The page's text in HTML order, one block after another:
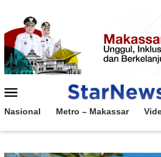
konten
Mobile
Nasional Metro – Makassar